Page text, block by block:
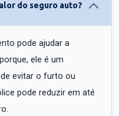
do seguro auto?
pode ajudar a
ele é um
evitar o furto ou
pode reduzir em até